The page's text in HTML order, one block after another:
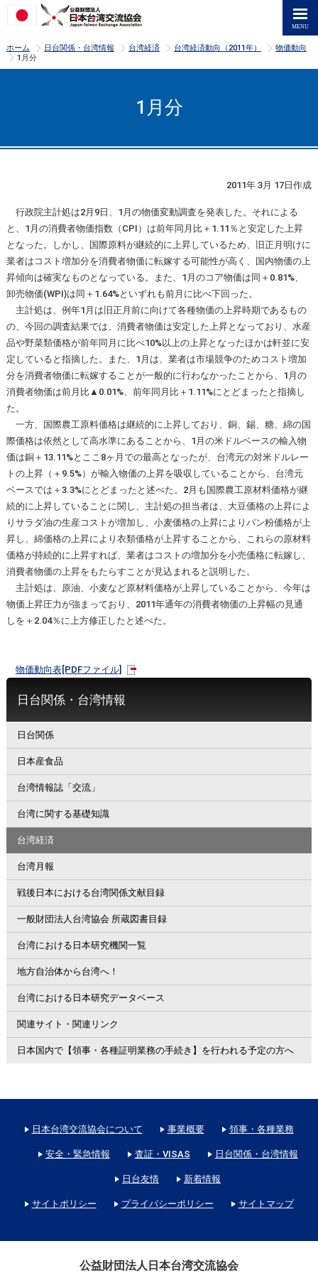
ホーム >
日台関係・台湾情報 >
台湾経済 >
台湾経済動向（2011年） >
物価動向
>
1月分
1月分
2011年 3月 17日作成
行政院主計処は2月9日、1月の物価変動調査を発表した。それによる
と、1月の消費者物価指数（CPI）は前年同月比＋1.11％と安定した上昇
となった。しかし、国際原料が継続的に上昇しているため、旧正月明けに
業者はコスト増加分を消費者物価に転嫁する可能性が高く、国内物価の上
昇傾向は確実なものとなっている。また、1月のコア物価は同＋0.81%、
卸売物価(WPI)は同＋1.64%といずれも前月に比べ下回った。
主計処は、例年1月は旧正月前に向けて各種物価の上昇時期であるもの
の、今回の調査結果では、消費者物価は安定した上昇となっており、水産
品や野菜類価格が前年同月に比べ10%以上の上昇となったほかは軒並に安
定していると指摘した。また、1月は、業者は市場競争のためコスト増加
分を消費者物価に転嫁することが一般的に行わなかったことから、1月の
消費者物価は前月比▲0.01%、前年同月比＋1.11%にとどまったと指摘し
た。
一方、国際農工原料価格は継続的に上昇しており、銅、錫、糖、綿の国
際価格は依然として高水準にあることから、1月の米ドルベースの輸入物
価は銅＋13.11%とここ8ヶ月での最高となったが、台湾元の対米ドルレー
トの上昇（＋9.5%）が輸入物価の上昇を吸収していることから、台湾元
ベースでは＋3.3%にとどまったと述べた。2月も国際農工原材料価格が継
続的に上昇していることに関し、主計処の担当者は、大豆価格の上昇によ
りサラダ油の生産コストが増加し、小麦価格の上昇によりパン粉価格が上
昇し、綿価格の上昇により衣類価格が上昇することから、これらの原材料
価格が持続的に上昇すれば、業者はコストの増加分を小売価格に転嫁し、
消費者物価の上昇をもたらすことが見込まれると説明した。
主計処は、原油、小麦など原材料価格が上昇していることから、今年は
物価上昇圧力が強まっており、2011年通年の消費者物価の上昇幅の見通
しを＋2.04％に上方修正したと述べた。
物価動向表[PDFファイル]
日台関係・台湾情報
日台関係
日本産食品
台湾情報誌「交流」
台湾に関する基礎知識
台湾経済
台湾月報
戦後日本における台湾関係文献目録
一般財団法人台湾協会 所蔵図書目録
台湾における日本研究機関一覧
地方自治体から台湾へ！
台湾における日本研究データベース
関連サイト・関連リンク
日本国内で【領事・各種証明業務の手続き】を行われる予定の方へ
日本台湾交流協会について 事業概要 領事・各種業務
安全・緊急情報 査証・VISAS 日台関係・台湾情報
日台友情 新着情報
サイトポリシー プライバシーポリシー サイトマップ
公益財団法人日本台湾交流協会